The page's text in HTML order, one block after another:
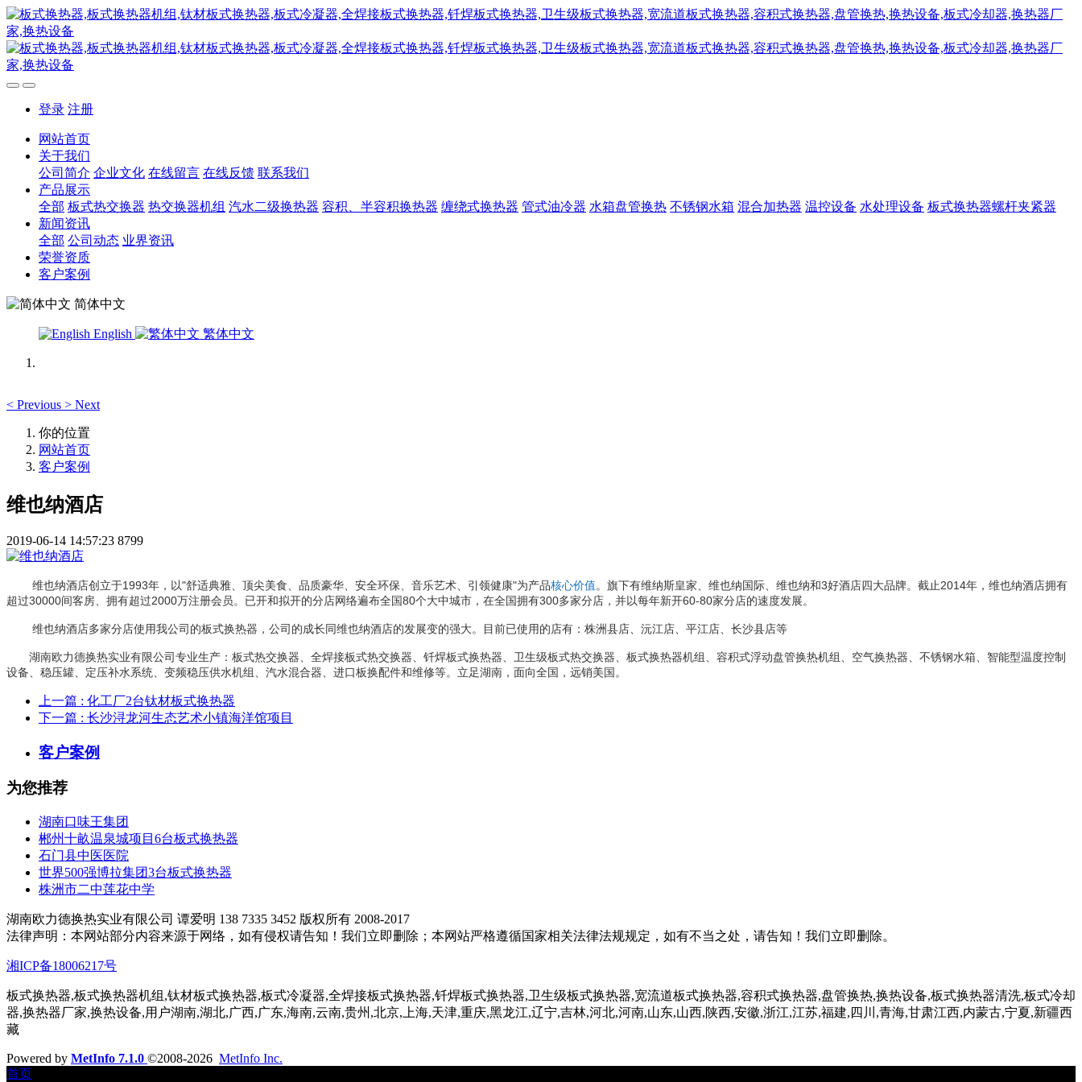
登录 注册
网站首页
关于我们
公司简介 企业文化 在线留言 在线反馈 联系我们
产品展示
全部 板式热交换器 热交换器机组 汽水二级换热器 容积、半容积换热器 缠绕式换热器 管式油冷器 水箱盘管换热 不锈钢水箱 混合加热器 温控设备 水处理设备 板式换热器螺杆夹紧器
新闻资讯
全部 公司动态 业界资讯
荣誉资质
客户案例
简体中文
English 繁体中文
< Previous > Next
你的位置
网站首页
客户案例
维也纳酒店
2019-06-14 14:57:23 8799
维也纳酒店创立于1993年，以"舒适典雅、顶尖美食、品质豪华、安全环保、音乐艺术、引领健康"为产品核心价值。旗下有维纳斯皇家、维也纳国际、维也纳和3好酒店四大品牌。截止2014年，维也纳酒店拥有
超过30000间客房、拥有超过2000万注册会员。已开和拟开的分店网络遍布全国80个大中城市，在全国拥有300多家分店，并以每年新开60-80家分店的速度发展。
维也纳酒店多家分店使用我公司的板式换热器，公司的成长同维也纳酒店的发展变的强大。目前已使用的店有：株洲县店、沅江店、平江店、长沙县店等
湖南欧力德换热实业有限公司专业生产：板式热交换器、全焊接板式热交换器、钎焊板式换热器、卫生级板式热交换器、板式换热器机组、容积式浮动盘管换热机组、空气换热器、不锈钢水箱、智能型温度控制
设备、稳压罐、定压补水系统、变频稳压供水机组、汽水混合器、进口板换配件和维修等。立足湖南，面向全国，远销美国。
上一篇 : 化工厂2台钛材板式换热器
下一篇 : 长沙浔龙河生态艺术小镇海洋馆项目
客户案例
为您推荐
湖南口味王集团
郴州十畝温泉城项目6台板式换热器
石门县中医医院
世界500强博拉集团3台板式换热器
株洲市二中莲花中学
湖南欧力德换热实业有限公司 谭爱明 138 7335 3452 版权所有 2008-2017
法律声明：本网站部分内容来源于网络，如有侵权请告知！我们立即删除；本网站严格遵循国家相关法律法规规定，如有不当之处，请告知！我们立即删除。
湘ICP备18006217号
板式换热器,板式换热器机组,钛材板式换热器,板式冷凝器,全焊接板式换热器,钎焊板式换热器,卫生级板式换热器,宽流道板式换热器,容积式换热器,盘管换热,换热设备,板式换热器清洗,板式冷却
器,换热器厂家,换热设备,用户湖南,湖北,广西,广东,海南,云南,贵州,北京,上海,天津,重庆,黑龙江,辽宁,吉林,河北,河南,山东,山西,陕西,安徽,浙江,江苏,福建,四川,青海,甘肃江西,内蒙古,宁夏,新疆西
藏
Powered by MetInfo 7.1.0 ©2008-2026 MetInfo Inc.
首页